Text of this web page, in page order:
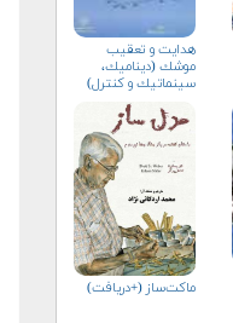
هدايت و تعقيب
موشك (ديناميك،
سينماتيك و كنترل)
ماکت‌ساز (+دریافت)